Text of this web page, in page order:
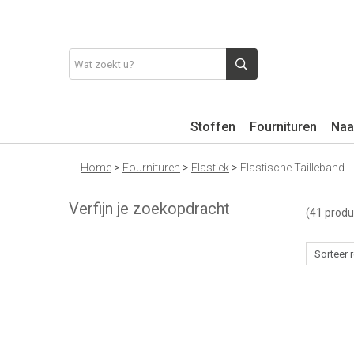
Stoffen Fournituren
Home > Fournituren > Elastiek > Elastische Tailleband
Verfijn je zoekopdracht (41